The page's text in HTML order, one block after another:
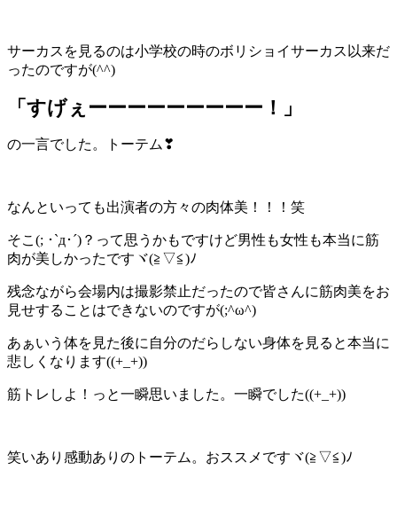
サーカスを見るのは小学校の時のボリショイサーカス以来だ
ったのですが(^^)
「すげぇーーーーーーーーー！」
の一言でした。トーテム❣
なんといっても出演者の方々の肉体美！！！笑
そこ(; ･`д･´)？って思うかもですけど男性も女性も本当に筋
肉が美しかったですヾ(≧▽≦)ﾉ
残念ながら会場内は撮影禁止だったので皆さんに筋肉美をお
見せすることはできないのですが(;^ω^)
あぁいう体を見た後に自分のだらしない身体を見ると本当に
悲しくなります((+_+))
筋トレしよ！っと一瞬思いました。一瞬でした((+_+))
笑いあり感動ありのトーテム。おススメですヾ(≧▽≦)ﾉ